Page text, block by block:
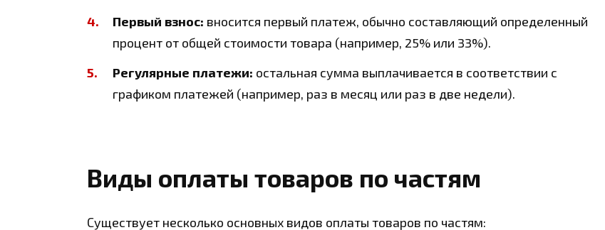
Первый взнос: вносится первый платеж, обычно составляющий определенный
процент от общей стоимости товара (например, 25% или 33%).
Регулярные платежи: остальная сумма выплачивается в соответствии с
графиком платежей (например, раз в месяц или раз в две недели).
Виды оплаты товаров по частям
Существует несколько основных видов оплаты товаров по частям: